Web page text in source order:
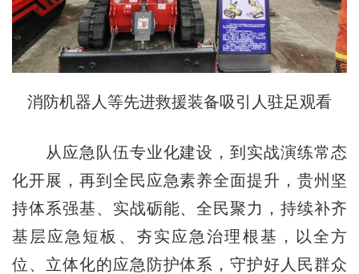
消防机器人等先进救援装备吸引人驻足观看
从应急队伍专业化建设，到实战演练常态
化开展，再到全民应急素养全面提升，贵州坚
持体系强基、实战砺能、全民聚力，持续补齐
基层应急短板、夯实应急治理根基，以全方
位、立体化的应急防护体系，守护好人民群众